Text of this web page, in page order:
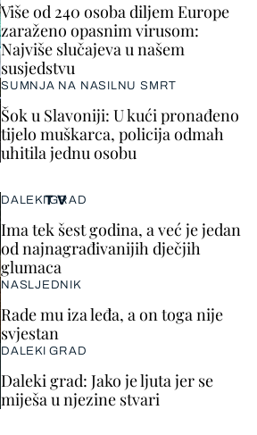
Više od 240 osoba diljem Europe
zaraženo opasnim virusom:
Najviše slučajeva u našem
susjedstvu
SUMNJA NA NASILNU SMRT
Šok u Slavoniji: U kući pronađeno
tijelo muškarca, policija odmah
uhitila jednu osobu
TV
DALEKI GRAD
Ima tek šest godina, a već je jedan
od najnagrađivanijih dječjih
glumaca
NASLJEDNIK
Rade mu iza leđa, a on toga nije
svjestan
DALEKI GRAD
Daleki grad: Jako je ljuta jer se
miješa u njezine stvari